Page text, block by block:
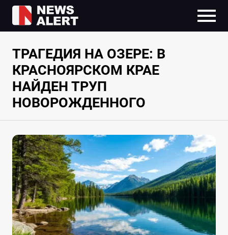
ТРАГЕДИЯ НА ОЗЕРЕ: В
КРАСНОЯРСКОМ КРАЕ
НАЙДЕН ТРУП
НОВОРОЖДЕННОГО